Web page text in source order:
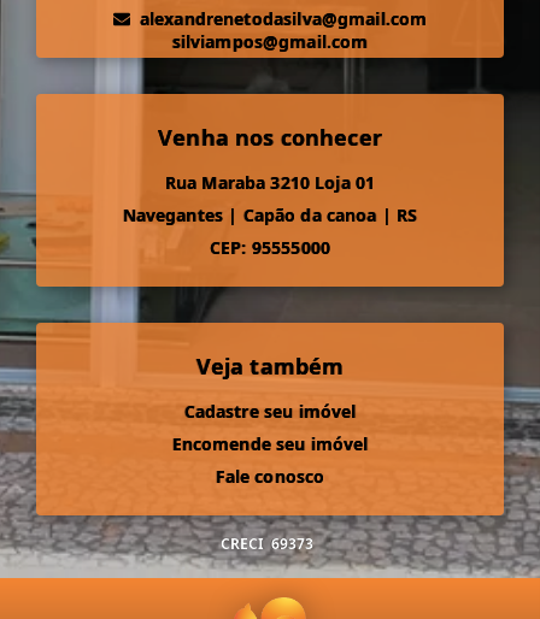
alexandrenetodasilva@gmail.com
silviampos@gmail.com
Venha nos conhecer
Rua Maraba 3210 Loja 01
Navegantes | Capão da canoa | RS
CEP: 95555000
Veja também
Cadastre seu imóvel
Encomende seu imóvel
Fale conosco
CRECI 69373